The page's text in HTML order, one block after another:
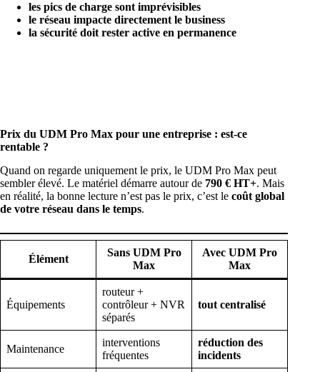
les pics de charge sont imprévisibles
le réseau impacte directement le business
la sécurité doit rester active en permanence
Prix du UDM Pro Max pour une entreprise : est-ce
rentable ?
Quand on regarde uniquement le prix, le UDM Pro Max peut
sembler élevé. Le matériel démarre autour de 790 € HT+. Mais
en réalité, la bonne lecture n’est pas le prix, c’est le coût global
de votre réseau dans le temps.
Élément
Sans UDM Pro
Max
Avec UDM Pro
Max
Équipements
routeur +
contrôleur + NVR
séparés
tout centralisé
Maintenance
interventions
fréquentes
réduction des
incidents